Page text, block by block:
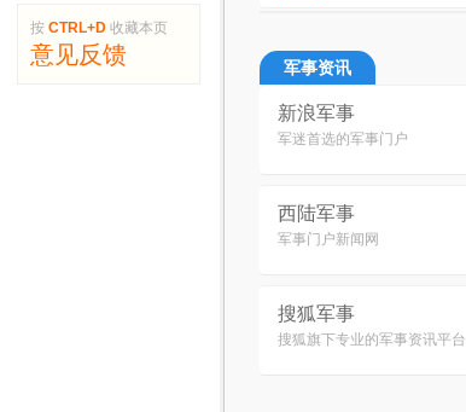
按 CTRL+D 收藏本页
意见反馈
军事资讯
新浪军事
军迷首选的军事门户
西陆军事
军事门户新闻网
搜狐军事
搜狐旗下专业的军事资讯平台